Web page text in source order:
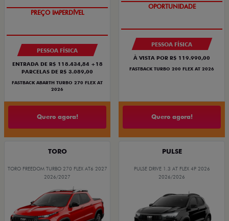
TAXA ZERO
PESSOA FÍSICA
ENTRADA DE R$ 118.434,84 +18
PARCELAS DE R$ 3.089,00
FASTBACK ABARTH TURBO 270 FLEX AT
2026
Quero agora!
OPORTUNIDADE
PESSOA FÍSICA
À VISTA POR R$ 119.990,00
FASTBACK TURBO 200 FLEX AT 2026
Quero agora!
TORO
TORO FREEDOM TURBO 270 FLEX AT6 2027
2026/2027
PULSE
PULSE DRIVE 1.3 AT FLEX 4P 2026
2026/2026